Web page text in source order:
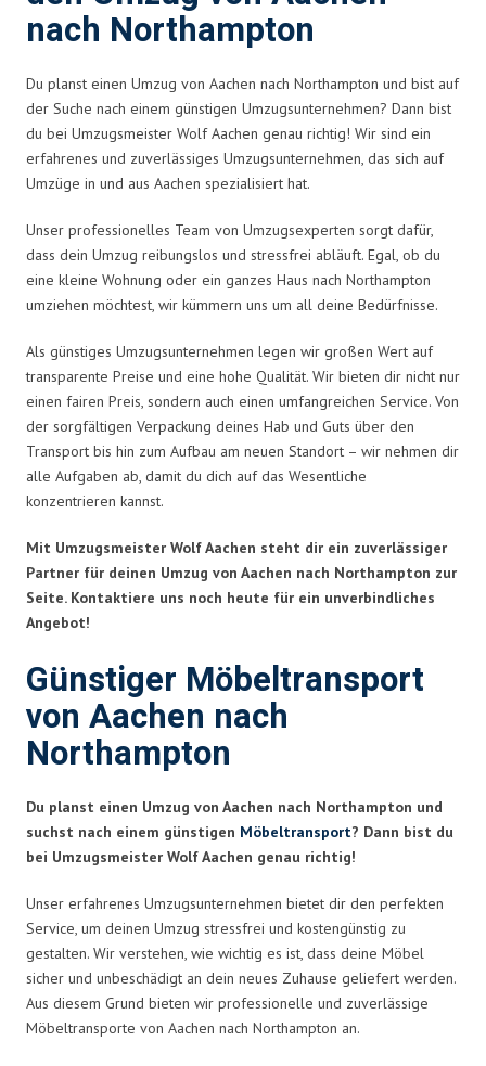
nach Northampton
Du planst einen Umzug von Aachen nach Northampton und bist auf
der Suche nach einem günstigen Umzugsunternehmen? Dann bist
du bei Umzugsmeister Wolf Aachen genau richtig! Wir sind ein
erfahrenes und zuverlässiges Umzugsunternehmen, das sich auf
Umzüge in und aus Aachen spezialisiert hat.
Unser professionelles Team von Umzugsexperten sorgt dafür,
dass dein Umzug reibungslos und stressfrei abläuft. Egal, ob du
eine kleine Wohnung oder ein ganzes Haus nach Northampton
umziehen möchtest, wir kümmern uns um all deine Bedürfnisse.
Als günstiges Umzugsunternehmen legen wir großen Wert auf
transparente Preise und eine hohe Qualität. Wir bieten dir nicht nur
einen fairen Preis, sondern auch einen umfangreichen Service. Von
der sorgfältigen Verpackung deines Hab und Guts über den
Transport bis hin zum Aufbau am neuen Standort – wir nehmen dir
alle Aufgaben ab, damit du dich auf das Wesentliche
konzentrieren kannst.
Mit Umzugsmeister Wolf Aachen steht dir ein zuverlässiger
Partner für deinen Umzug von Aachen nach Northampton zur
Seite. Kontaktiere uns noch heute für ein unverbindliches
Angebot!
Günstiger Möbeltransport
von Aachen nach
Northampton
Du planst einen Umzug von Aachen nach Northampton und
suchst nach einem günstigen Möbeltransport? Dann bist du
bei Umzugsmeister Wolf Aachen genau richtig!
Unser erfahrenes Umzugsunternehmen bietet dir den perfekten
Service, um deinen Umzug stressfrei und kostengünstig zu
gestalten. Wir verstehen, wie wichtig es ist, dass deine Möbel
sicher und unbeschädigt an dein neues Zuhause geliefert werden.
Aus diesem Grund bieten wir professionelle und zuverlässige
Möbeltransporte von Aachen nach Northampton an.